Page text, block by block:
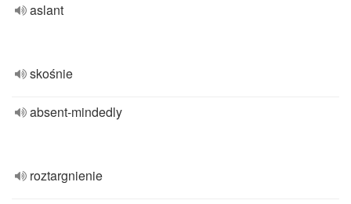
aslant
skośnie
absent-mindedly
roztargnienie